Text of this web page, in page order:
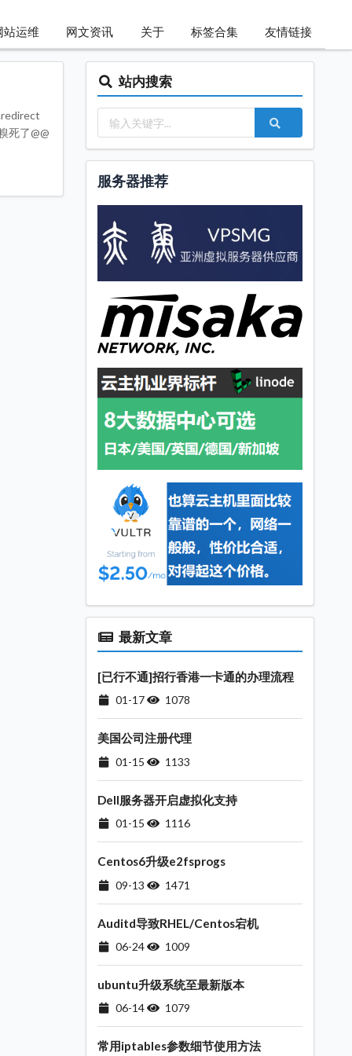
站运维 网文资讯 关于 标签合集 友情链接
死了@@
站内搜索
服务器推荐
最新文章
[已行不通]招行香港一卡通的办理流程
01-17 1078
美国公司注册代理
01-15 1133
Dell服务器开启虚拟化支持
01-15 1116
Centos6升级e2fsprogs
09-13 1471
Auditd导致RHEL/Centos宕机
06-24 1009
ubuntu升级系统至最新版本
06-14 1079
常用iptables参数细节使用方法